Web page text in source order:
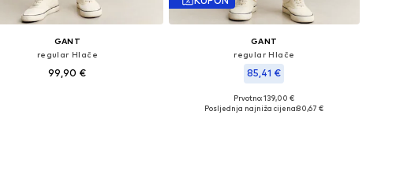
GANT
regular Hlače
99,90 €
GANT
regular Hlače
85,41 €
Dostupne veličine: 34
Prvotno: 139,00 €
Posljednja najniža cijena:80,67 €